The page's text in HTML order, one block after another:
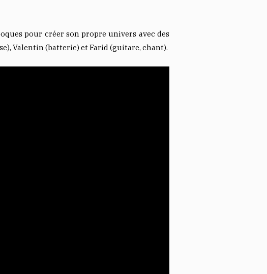
pour créer son propre univers avec des
Valentin (batterie) et Farid (guitare, chant).